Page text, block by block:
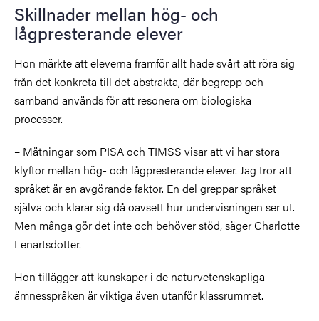
Skillnader mellan hög- och
lågpresterande elever
Hon märkte att eleverna framför allt hade svårt att röra sig
från det konkreta till det abstrakta, där begrepp och
samband används för att resonera om biologiska
processer.
– Mätningar som PISA och TIMSS visar att vi har stora
klyftor mellan hög- och lågpresterande elever. Jag tror att
språket är en avgörande faktor. En del greppar språket
själva och klarar sig då oavsett hur undervisningen ser ut.
Men många gör det inte och behöver stöd, säger Charlotte
Lenartsdotter.
Hon tillägger att kunskaper i de naturvetenskapliga
ämnesspråken är viktiga även utanför klassrummet.